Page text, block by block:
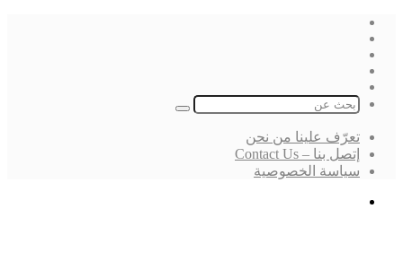
بحث
تعرّف علينا من نحن
إتصل بنا – Contact Us
سياسة الخصوصية